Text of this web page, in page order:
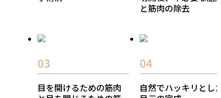
と筋肉の除去
03
目を開けるための筋肉
04
自然でハッキリとし